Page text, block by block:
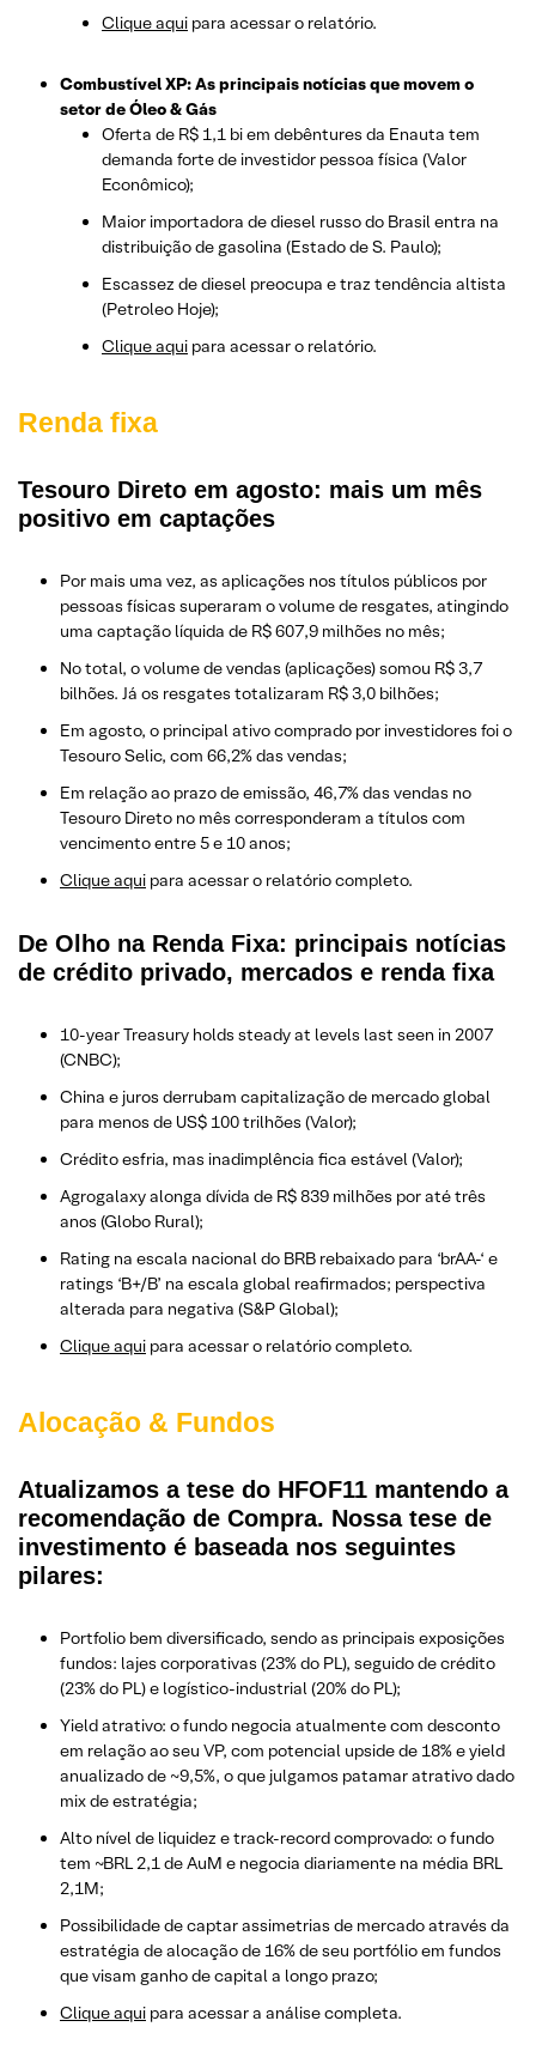
Clique aqui para acessar o relatório.
Combustível XP: As principais notícias que movem o
setor de Óleo & Gás
Oferta de R$ 1,1 bi em debêntures da Enauta tem
demanda forte de investidor pessoa física (Valor
Econômico);
Maior importadora de diesel russo do Brasil entra na
distribuição de gasolina (Estado de S. Paulo);
Escassez de diesel preocupa e traz tendência altista
(Petroleo Hoje);
Clique aqui para acessar o relatório.
Renda fixa
Tesouro Direto em agosto: mais um mês
positivo em captações
Por mais uma vez, as aplicações nos títulos públicos por
pessoas físicas superaram o volume de resgates, atingindo
uma captação líquida de R$ 607,9 milhões no mês;
No total, o volume de vendas (aplicações) somou R$ 3,7
bilhões. Já os resgates totalizaram R$ 3,0 bilhões;
Em agosto, o principal ativo comprado por investidores foi o
Tesouro Selic, com 66,2% das vendas;
Em relação ao prazo de emissão, 46,7% das vendas no
Tesouro Direto no mês corresponderam a títulos com
vencimento entre 5 e 10 anos;
Clique aqui para acessar o relatório completo.
De Olho na Renda Fixa: principais notícias
de crédito privado, mercados e renda fixa
10-year Treasury holds steady at levels last seen in 2007
(CNBC);
China e juros derrubam capitalização de mercado global
para menos de US$ 100 trilhões (Valor);
Crédito esfria, mas inadimplência fica estável (Valor);
Agrogalaxy alonga dívida de R$ 839 milhões por até três
anos (Globo Rural);
Rating na escala nacional do BRB rebaixado para ‘brAA-‘ e
ratings ‘B+/B’ na escala global reafirmados; perspectiva
alterada para negativa (S&P Global)​​​​​;
Clique aqui para acessar o relatório completo.
Alocação & Fundos
Atualizamos a tese do HFOF11 mantendo a
recomendação de Compra. Nossa tese de
investimento é baseada nos seguintes
pilares:
Portfolio bem diversificado, sendo as principais exposições
fundos: lajes corporativas (23% do PL), seguido de crédito
(23% do PL) e logístico-industrial (20% do PL);
Yield atrativo: o fundo negocia atualmente com desconto
em relação ao seu VP, com potencial upside de 18% e yield
anualizado de ~9,5%, o que julgamos patamar atrativo dado
mix de estratégia;
Alto nível de liquidez e track-record comprovado: o fundo
tem ~BRL 2,1 de AuM e negocia diariamente na média BRL
2,1M;
Possibilidade de captar assimetrias de mercado através da
estratégia de alocação de 16% de seu portfólio em fundos
que visam ganho de capital a longo prazo;
Clique aqui para acessar a análise completa.